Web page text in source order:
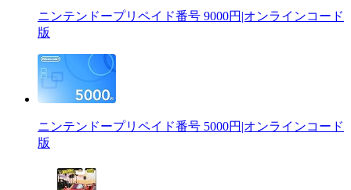
ニンテンドープリペイド番号 9000円|オンラインコード
版
ニンテンドープリペイド番号 5000円|オンラインコード
版